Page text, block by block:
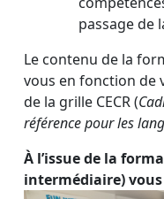
passage de
Le contenu de la
vous en fonction de
de la grille CECR (
référence pour les
À l’issue de la
intermédiaire) vous